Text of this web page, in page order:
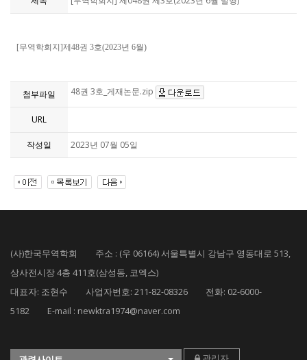
[무역학회지]제48권 3호(2023년 6월)
첨부파일 48권 3호_게재논문.zip
URL
작성일 2023년 07월 05일
(사)한국무역학회 주소 : (우 06164) 서울특별시 강남구 영동대로 513,
상사전시장 4층 411호(삼성동, 코엑스)
대표자: 조현수 사업자번호: 211-82-08326 전화: 02-6000-
5182 E-mail : newktra1974@naver.com